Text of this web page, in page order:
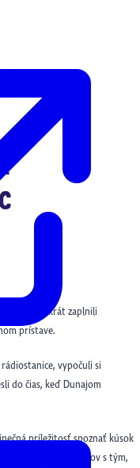
niekoľkokrát zaplnili
prístave.
vypočuli si
do čias, keď Dunajom
príležitosť spoznať kúsok
lodníkov a kapitánov s tým,